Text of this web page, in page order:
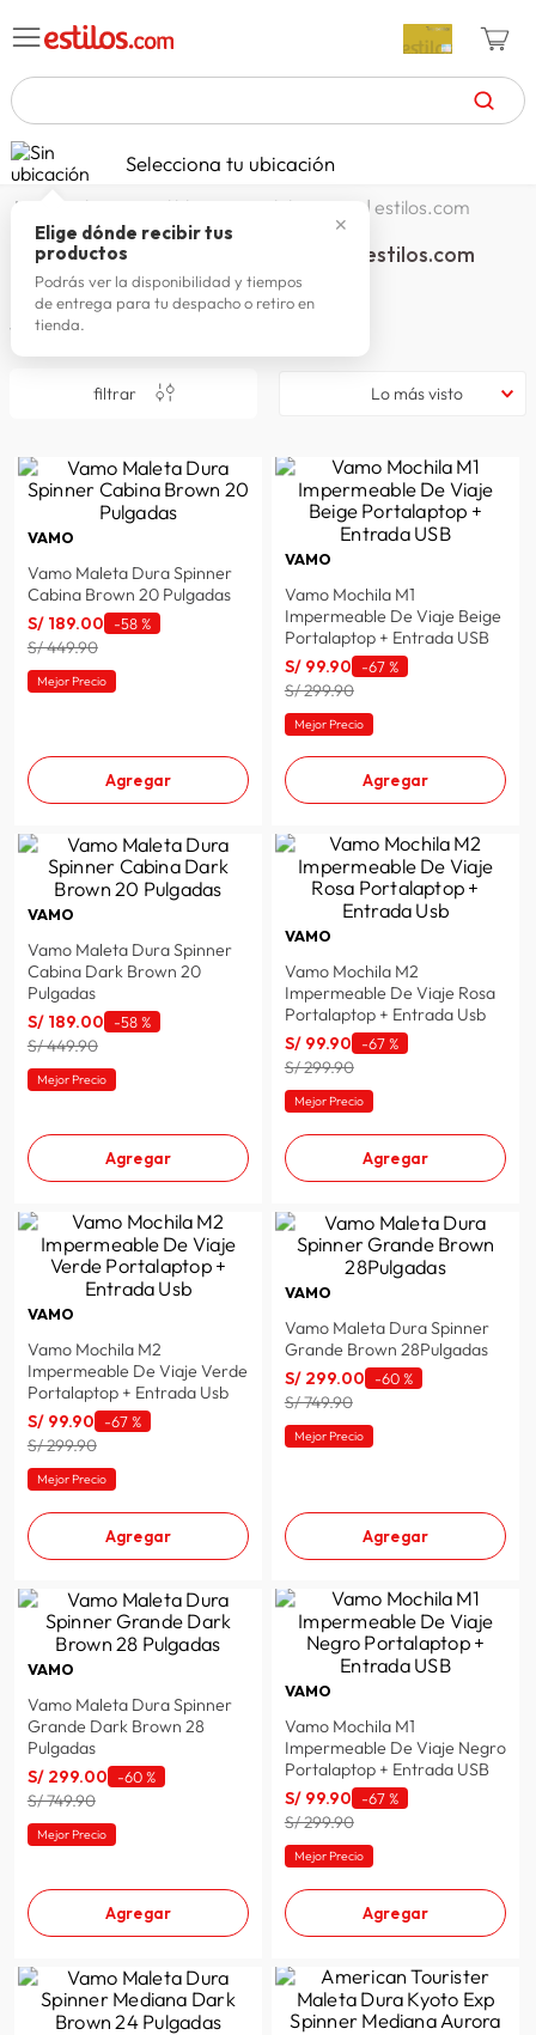
TÉRMINOS MÁS BUSCADOS
1. celulares
2. zapatillas mujer
3. zapatillas hombre
4. moda
5. zapatillas
8 terrex
lavadora
10 spiderman
Selecciona tu ubicación
✕
Elige dónde recibir tus
productos
Podrás ver la disponibilidad y tiempos
de entrega para tu despacho o retiro en
tienda.
los imperdibles en mochilas vamo | estilos.com
Los imperdibles en mochilas VAMO | estilos.com
12 productos
filtrar Lo más visto
VAMO
Vamo Maleta Dura Spinner
Cabina Brown 20 Pulgadas
S/ 189.00 -58 %
S/ 449.90
Mejor Precio
Agregar
VAMO
Vamo Mochila M1
Impermeable De Viaje Beige
Portalaptop + Entrada USB
S/ 99.90 -67 %
S/ 299.90
Mejor Precio
Agregar
VAMO
Vamo Maleta Dura Spinner
Cabina Dark Brown 20
Pulgadas
S/ 189.00 -58 %
S/ 449.90
Mejor Precio
Agregar
VAMO
Vamo Mochila M2
Impermeable De Viaje Rosa
Portalaptop + Entrada Usb
S/ 99.90 -67 %
S/ 299.90
Mejor Precio
Agregar
VAMO
Vamo Mochila M2
Impermeable De Viaje Verde
Portalaptop + Entrada Usb
S/ 99.90 -67 %
S/ 299.90
Mejor Precio
Agregar
VAMO
Vamo Maleta Dura Spinner
Grande Brown 28Pulgadas
S/ 299.00 -60 %
S/ 749.90
Mejor Precio
Agregar
VAMO
Vamo Maleta Dura Spinner
Grande Dark Brown 28
Pulgadas
S/ 299.00 -60 %
S/ 749.90
Mejor Precio
Agregar
VAMO
Vamo Mochila M1
Impermeable De Viaje Negro
Portalaptop + Entrada USB
S/ 99.90 -67 %
S/ 299.90
Mejor Precio
Agregar